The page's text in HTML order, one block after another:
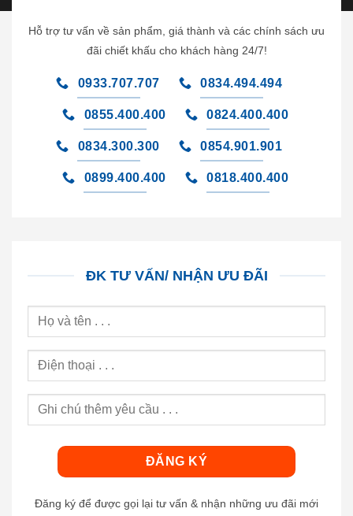
Hỗ trợ tư vấn về sản phẩm, giá thành và các chính sách ưu
đãi chiết khấu cho khách hàng 24/7!
0933.707.707 0834.494.494
0855.400.400 0824.400.400
0834.300.300 0854.901.901
0899.400.400 0818.400.400
ĐK TƯ VẤN/ NHẬN ƯU ĐÃI
Đăng ký để được gọi lại tư vấn & nhận những ưu đãi mới